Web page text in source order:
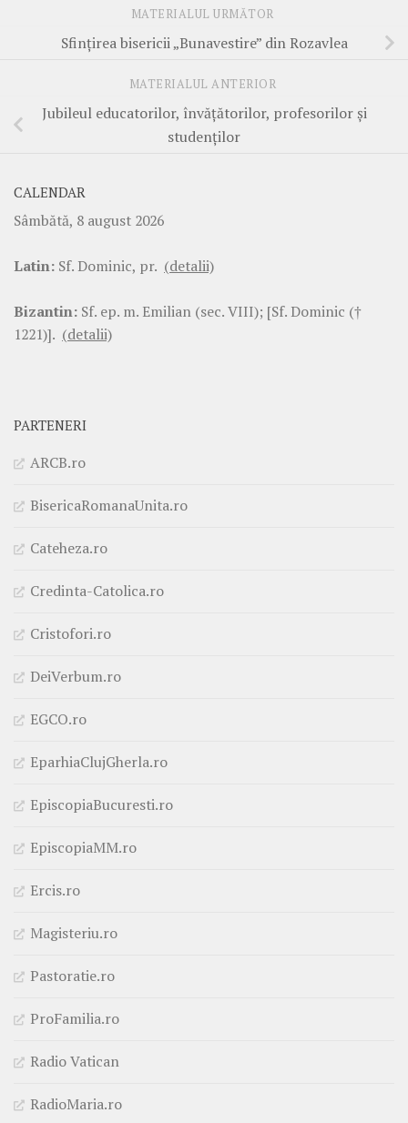
MATERIALUL URMĂTOR
Sfințirea bisericii „Bunavestire” din Rozavlea
MATERIALUL ANTERIOR
Jubileul educatorilor, învățătorilor, profesorilor și
studenților
CALENDAR
Sâmbătă, 8 august 2026
Latin: Sf. Dominic, pr. (detalii)
Bizantin: Sf. ep. m. Emilian (sec. VIII); [Sf. Dominic (†
1221)]. (detalii)
PARTENERI
ARCB.ro
BisericaRomanaUnita.ro
Cateheza.ro
Credinta-Catolica.ro
Cristofori.ro
DeiVerbum.ro
EGCO.ro
EparhiaClujGherla.ro
EpiscopiaBucuresti.ro
EpiscopiaMM.ro
Ercis.ro
Magisteriu.ro
Pastoratie.ro
ProFamilia.ro
Radio Vatican
RadioMaria.ro